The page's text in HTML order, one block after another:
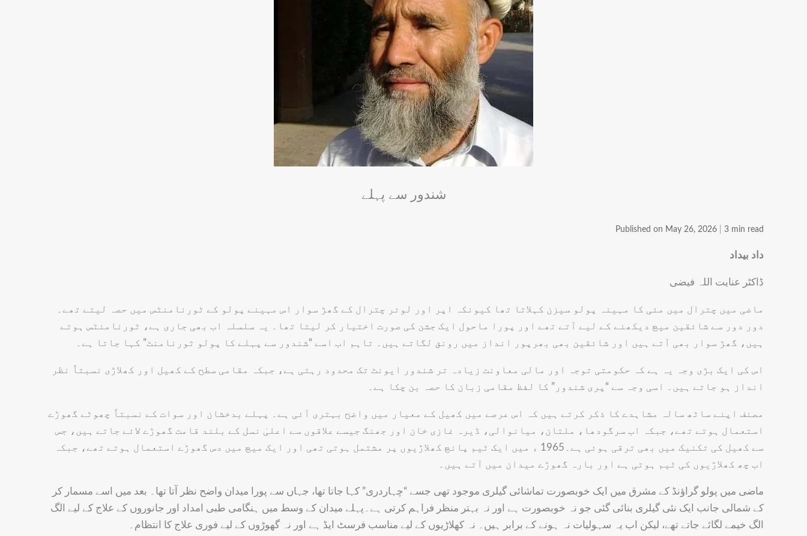
شندور سے پہلے
Published on May 26, 2026 3 min read
داد بیداد
ڈاکٹر عنایت اللہ فیضی
ماضی میں چترال میں مئی کا مہینہ پولو سیزن کہلاتا تھا کیونکہ اپر اور لوئر چترال کے گھڑ سوار اس مہینے پولو کے ٹورنامنٹس میں حصہ لیتے تھے۔
دور دور سے شائقین میچ دیکھنے کے لیے آتے تھے اور پورا ماحول ایک جشن کی صورت اختیار کر لیتا تھا۔ یہ سلسلہ اب بھی جاری ہے، ٹورنامنٹس ہوتے
ہیں، گھڑ سوار بھی آتے ہیں اور شائقین بھی بھرپور انداز میں رونق لگاتے ہیں۔ تاہم اب اسے “شندور سے پہلے کا پولو ٹورنامنٹ” کہا جاتا ہے۔
اس کی ایک بڑی وجہ یہ ہے کہ حکومتی توجہ اور مالی معاونت زیادہ تر شندور ایونٹ تک محدود رہتی ہے، جبکہ مقامی سطح کے کھیل اور کھلاڑی نسبتاً نظر
انداز ہو جاتے ہیں۔ اسی وجہ سے “پری شندور” کا لفظ مقامی زبان کا حصہ بن چکا ہے۔
مصنف اپنے ساٹھ سالہ مشاہدے کا ذکر کرتے ہیں کہ اس عرصے میں کھیل کے معیار میں واضح بہتری آئی ہے۔ پہلے بدخشان اور سوات کے نسبتاً چھوٹے گھوڑے
استعمال ہوتے تھے، جبکہ اب سرگودھا، ملتان، میانوالی، ڈیرہ غازی خان اور جھنگ جیسے علاقوں سے اعلیٰ نسل کے بلند قامت گھوڑے لائے جاتے ہیں، جس
سے کھیل کی تکنیک میں بھی ترقی ہوئی ہے۔1965 ء میں ایک ٹیم پانچ کھلاڑیوں پر مشتمل ہوتی تھی اور ایک میچ میں دس گھوڑے استعمال ہوتے تھے، جبکہ
اب چھ کھلاڑیوں کی ٹیم ہوتی ہے اور بارہ گھوڑے میدان میں آتے ہیں۔
ماضی میں پولو گراؤنڈ کے مشرق میں ایک خوبصورت تماشائی گیلری موجود تھی جسے “چہاردری” کہا جاتا تھا، جہاں سے پورا میدان واضح نظر آتا تھا۔ بعد میں اسے مسمار کر
کے شمالی جانب ایک نئی گیلری بنائی گئی جو نہ خوبصورت ہے اور نہ بہتر منظر فراہم کرتی ہے۔پہلے میدان کے وسط میں ہنگامی طبی امداد اور جانوروں کے علاج کے لیے الگ
الگ خیمے لگائے جاتے تھے، لیکن اب یہ سہولیات نہ ہونے کے برابر ہیں۔ نہ کھلاڑیوں کے لیے مناسب فرسٹ ایڈ ہے اور نہ گھوڑوں کے لیے فوری علاج کا انتظام۔